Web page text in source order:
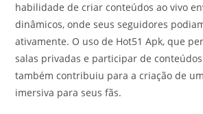
habilidade de criar conteúdos ao vivo
dinâmicos, onde seus seguidores
ativamente. O uso de Hot51 Apk, que
salas privadas e participar de
também contribuiu para a criação de
imersiva para seus fãs.